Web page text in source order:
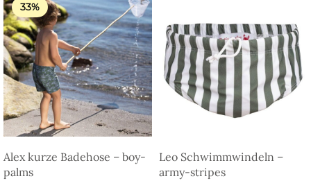
33%
Alex kurze Badehose – boy-
palms
Leo Schwimmwindeln –
army-stripes